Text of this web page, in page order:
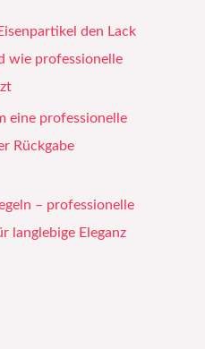
den Lack
wie professionelle
eine professionelle
Rückgabe
– professionelle
langlebige Eleganz